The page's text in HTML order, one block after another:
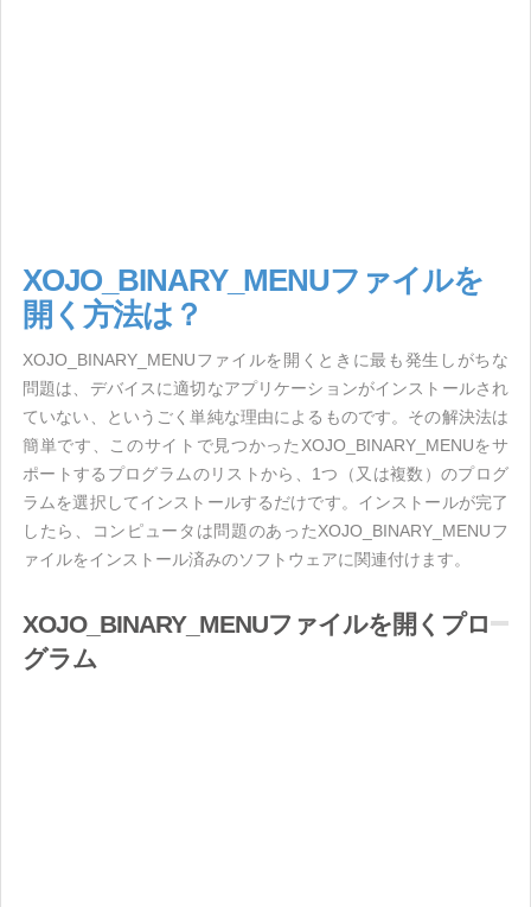
XOJO_BINARY_MENUファイルを
開く方法は？
XOJO_BINARY_MENUファイルを開くときに最も発生しがちな
問題は、デバイスに適切なアプリケーションがインストールされ
ていない、というごく単純な理由によるものです。その解決法は
簡単です、このサイトで見つかったXOJO_BINARY_MENUをサ
ポートするプログラムのリストから、1つ（又は複数）のプログ
ラムを選択してインストールするだけです。インストールが完了
したら、コンピュータは問題のあったXOJO_BINARY_MENUフ
ァイルをインストール済みのソフトウェアに関連付けます。
XOJO_BINARY_MENUファイルを開くプロ
グラム